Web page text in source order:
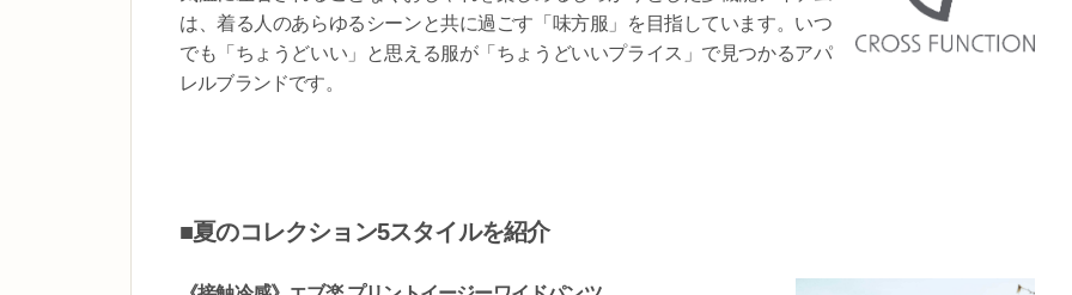
は、着る人のあらゆるシーンと共に過ごす「味方服」を目指しています。いつ
でも「ちょうどいい」と思える服が「ちょうどいいプライス」で見つかるアパ
レルブランドです。
■夏のコレクション5スタイルを紹介